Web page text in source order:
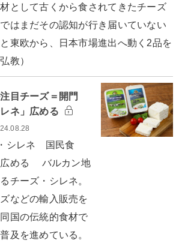
として古くから食されてきたチーズ
はまだその認知が行き届いていない
東欧から、日本市場進出へ動く2品を
教）
目チーズ＝開門
ネ」広める
シレネ 国民食
広める バルカン地
チーズ・シレネ。
などの輸入販売を
国の伝統的食材で
及を進めている。